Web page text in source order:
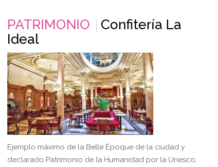
PATRIMONIO
Confitería La
Ideal
Ejemplo máximo de la Belle Époque de la ciudad y
declarado Patrimonio de la Humanidad por la Unesco;